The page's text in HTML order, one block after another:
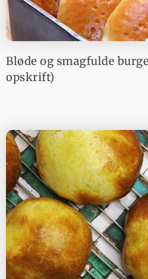
Bløde og smagfulde
opskrift)